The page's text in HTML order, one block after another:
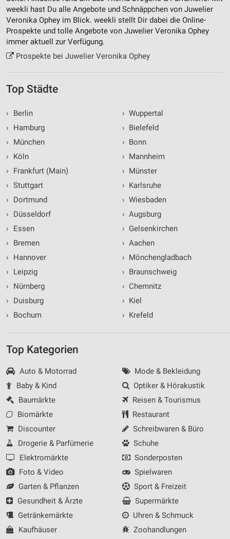
weekli hast Du alle Angebote und Schnäppchen von Juwelier
Veronika Ophey im Blick. weekli stellt Dir dabei die Online-
Prospekte und tolle Angebote von Juwelier Veronika Ophey
immer aktuell zur Verfügung.
Prospekte bei Juwelier Veronika Ophey
Top Städte
›
Berlin
›
Hamburg
›
München
›
Köln
›
Frankfurt (Main)
› Stuttgart
›
Dortmund
›
Düsseldorf
›
Essen
›
Bremen
›
Hannover
›
Leipzig
›
Nürnberg
›
Duisburg
›
Bochum
› Wuppertal
› Bielefeld
› Bonn
› Mannheim
› Münster
› Karlsruhe
› Wiesbaden
› Augsburg
› Gelsenkirchen
› Aachen
› Mönchengladbach
› Braunschweig
› Chemnitz
› Kiel
› Krefeld
Top Kategorien
Auto & Motorrad
Baby & Kind
Baumärkte
Biomärkte
Discounter
Drogerie & Parfümerie
Elektromärkte
Foto & Video
Garten & Pflanzen
Gesundheit & Ärzte
Getränkemärkte
Kaufhäuser
Mode & Bekleidung
Optiker & Hörakustik
Reisen & Tourismus
Restaurant
Schreibwaren & Büro
Schuhe
Sonderposten
Spielwaren
Sport & Freizeit
Supermärkte
Uhren & Schmuck
Zoohandlungen
Erstellung von Profilen zur Personalisierung
von Inhalten
Verwendung von Profilen zur Auswahl
personalisierter Inhalte
Messung der Performance von Inhalten
Kombinationen von Daten aus verschiedenen
Quellen
Entwicklung und Verbesserung der Angebote
Verwendung reduzierter Daten zur Auswahl von
Inhalten
Geräte anhand von aktiv angeforderten
Nicht-IAB-Verarbeitungszwecke:
Notwendig
Performance
Funktional